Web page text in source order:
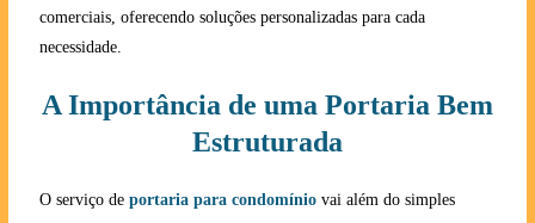
comerciais, oferecendo soluções personalizadas para cada
necessidade.
A Importância de uma Portaria Bem
Estruturada
O serviço de portaria para condomíniovai além do simples